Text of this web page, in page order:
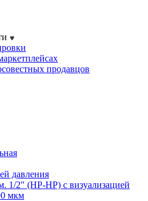
продавцов
давления
1/2" (НР-НР) с визуализацией
мкм